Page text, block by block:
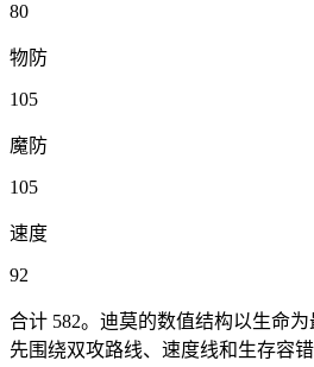
80
物防
105
魔防
105
速度
92
合计 582。 迪莫的数值结构以生命为
先围绕双攻路线、速度线和生存容